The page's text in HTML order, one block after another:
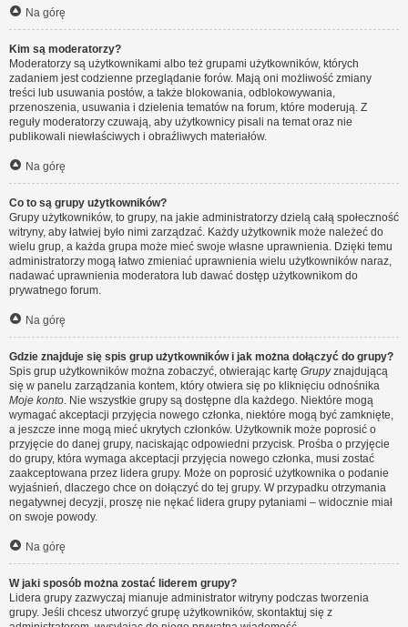
Na górę
Kim są moderatorzy?
Moderatorzy są użytkownikami albo też grupami użytkowników, których
zadaniem jest codzienne przeglądanie forów. Mają oni możliwość zmiany
treści lub usuwania postów, a także blokowania, odblokowywania,
przenoszenia, usuwania i dzielenia tematów na forum, które moderują. Z
reguły moderatorzy czuwają, aby użytkownicy pisali na temat oraz nie
publikowali niewłaściwych i obraźliwych materiałów.
Na górę
Co to są grupy użytkowników?
Grupy użytkowników, to grupy, na jakie administratorzy dzielą całą społeczność
witryny, aby łatwiej było nimi zarządzać. Każdy użytkownik może należeć do
wielu grup, a każda grupa może mieć swoje własne uprawnienia. Dzięki temu
administratorzy mogą łatwo zmieniać uprawnienia wielu użytkowników naraz,
nadawać uprawnienia moderatora lub dawać dostęp użytkownikom do
prywatnego forum.
Na górę
Gdzie znajduje się spis grup użytkowników i jak można dołączyć do grupy?
Spis grup użytkowników można zobaczyć, otwierając kartę Grupyznajdującą
się w panelu zarządzania kontem, który otwiera się po kliknięciu odnośnika
Moje konto. Nie wszystkie grupy są dostępne dla każdego. Niektóre mogą
wymagać akceptacji przyjęcia nowego członka, niektóre mogą być zamknięte,
a jeszcze inne mogą mieć ukrytych członków. Użytkownik może poprosić o
przyjęcie do danej grupy, naciskając odpowiedni przycisk. Prośba o przyjęcie
do grupy, która wymaga akceptacji przyjęcia nowego członka, musi zostać
zaakceptowana przez lidera grupy. Może on poprosić użytkownika o podanie
wyjaśnień, dlaczego chce on dołączyć do tej grupy. W przypadku otrzymania
negatywnej decyzji, proszę nie nękać lidera grupy pytaniami – widocznie miał
on swoje powody.
Na górę
W jaki sposób można zostać liderem grupy?
Lidera grupy zazwyczaj mianuje administrator witryny podczas tworzenia
grupy. Jeśli chcesz utworzyć grupę użytkowników, skontaktuj się z